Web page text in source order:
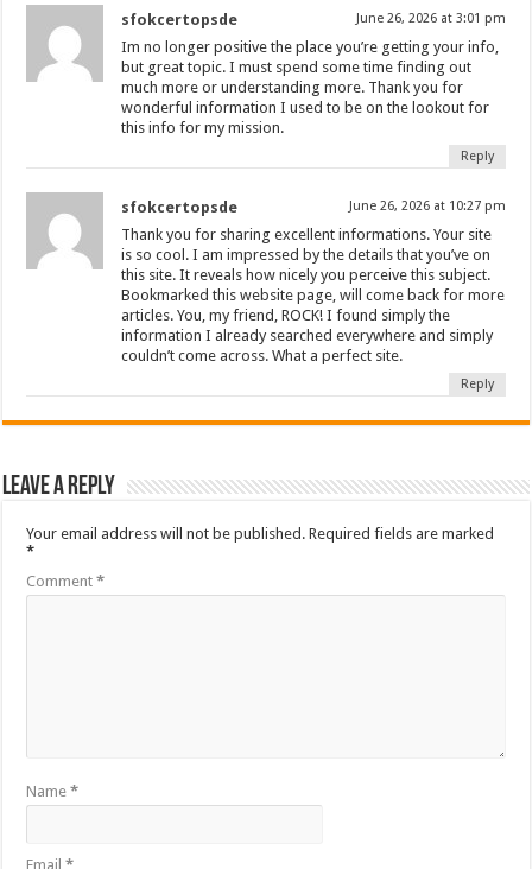
sfokcertopsde June 26, 2026 at 3:01 pm
Im no longer positive the place you’re getting your info,
but great topic. I must spend some time finding out
much more or understanding more. Thank you for
wonderful information I used to be on the lookout for
this info for my mission.
Reply
sfokcertopsde June 26, 2026 at 10:27 pm
Thank you for sharing excellent informations. Your site
is so cool. I am impressed by the details that you’ve on
this site. It reveals how nicely you perceive this subject.
Bookmarked this website page, will come back for more
articles. You, my friend, ROCK! I found simply the
information I already searched everywhere and simply
couldn’t come across. What a perfect site.
Reply
Leave a Reply
Your email address will not be published. Required fields are marked
*
Comment*
Name*
Email*